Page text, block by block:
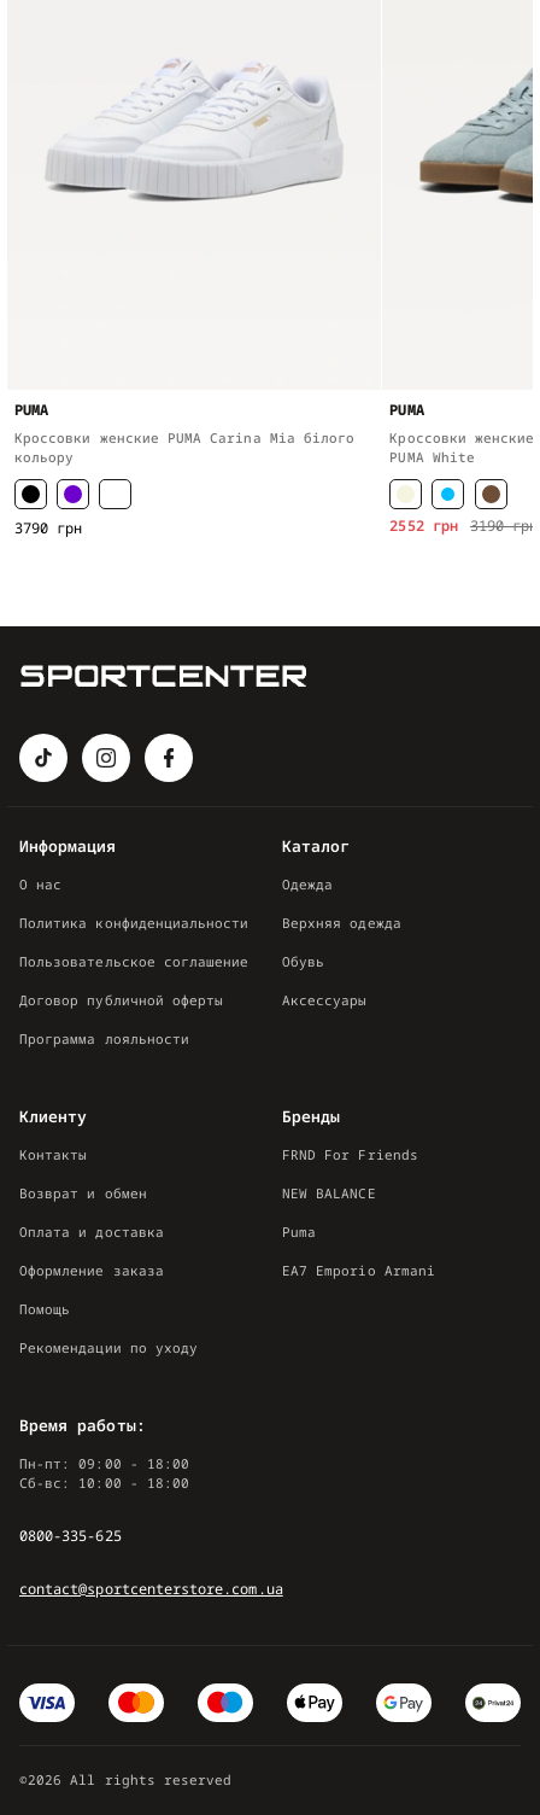
PUMA
Кроссовки женские PUMA Carina Mia білого
кольору
3790 грн
PUMA
Кроссовки
PUMA White
3190 грн
2552 грн
Каталог
Одежда
Верхняя одежда
Обувь
Аксессуары
Информация
О нас
Политика конфиденциальности
Пользовательское соглашение
Договор публичной оферты
Программа лояльности
Клиенту
Контакты
Возврат и обмен
Оплата и доставка
Оформление заказа
Помощь
Рекомендации по уходу
Бренды
FRND For Friends
NEW BALANCE
Puma
EA7 Emporio Armani
Время работы:
Пн-пт: 09:00 - 18:00
Сб-вс: 10:00 - 18:00
0800-335-625
contact@sportcenterstore.com.ua
©2026 All rights reserved